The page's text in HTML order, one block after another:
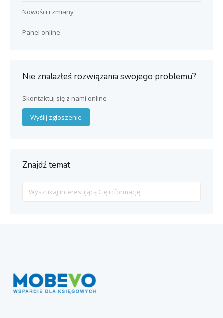
Nowości i zmiany
Panel online
Nie znalazłeś rozwiązania swojego problemu?
Skontaktuj się z nami online
Wyślij zgłoszenie
Znajdź temat
For